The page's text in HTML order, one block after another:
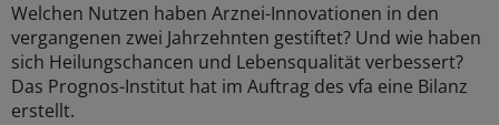
Welchen Nutzen haben Arznei-Innovationen in den
vergangenen zwei Jahrzehnten gestiftet? Und wie haben
sich Heilungschancen und Lebensqualität verbessert?
Das Prognos-Institut hat im Auftrag des vfa eine Bilanz
erstellt.